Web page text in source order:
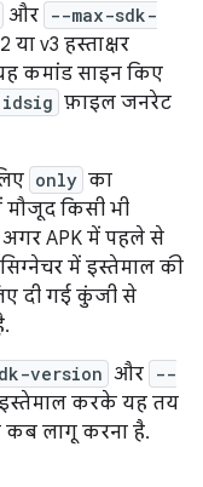
और --max-sdk-
v3 हस्ताक्षर
कमांड साइन किए
फ़ाइल जनरेट
only का
किसी भी
अगर APK में पहले से
में इस्तेमाल की
दी गई कुंजी से
version और --
करके यह तय
कब लागू करना है.